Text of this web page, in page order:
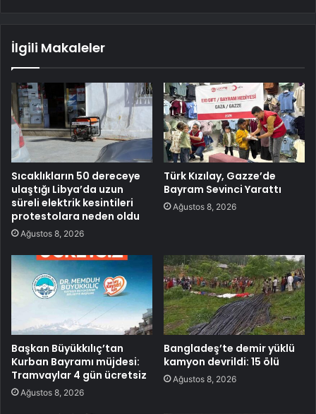
İlgili Makaleler
Sıcaklıkların 50 dereceye
ulaştığı Libya’da uzun
süreli elektrik kesintileri
protestolara neden oldu
Ağustos 8, 2026
Türk Kızılay, Gazze’de
Bayram Sevinci Yarattı
Ağustos 8, 2026
Başkan Büyükkılıç’tan
Kurban Bayramı müjdesi:
Tramvaylar 4 gün ücretsiz
Ağustos 8, 2026
Bangladeş’te demir yüklü
kamyon devrildi: 15 ölü
Ağustos 8, 2026